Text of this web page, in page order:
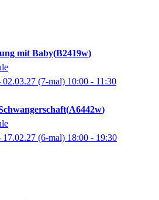
mit Baby B2419w
02.03.27 (7-mal) 10:00 - 11:30
A6442w
17.02.27 (6-mal) 18:00 - 19:30